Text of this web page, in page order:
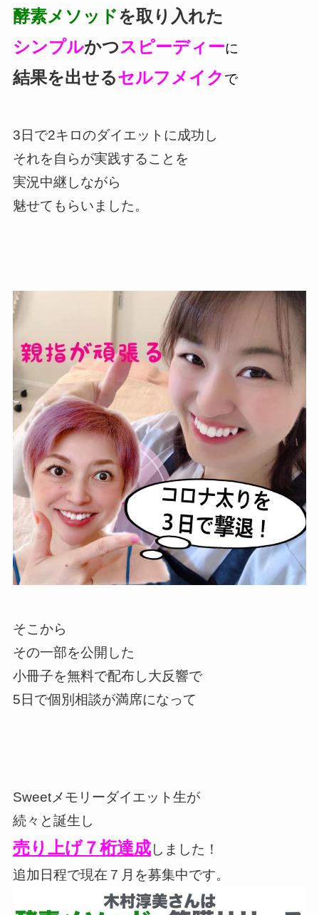
酵素メソッドを取り入れた
シンプルかつスピーディーに
結果を出せるセルフメイク で
3日で2キロのダイエットに成功し
それを自らが実践することを
実況中継しながら
魅せてもらいました。
そこから
その一部を公開した
小冊子を無料で配布し大反響で
5日で個別相談が満席になって
Sweetメモリーダイエット生が
続々と誕生し
売り上げ７桁達成しました！
追加日程で現在７月を募集中です。